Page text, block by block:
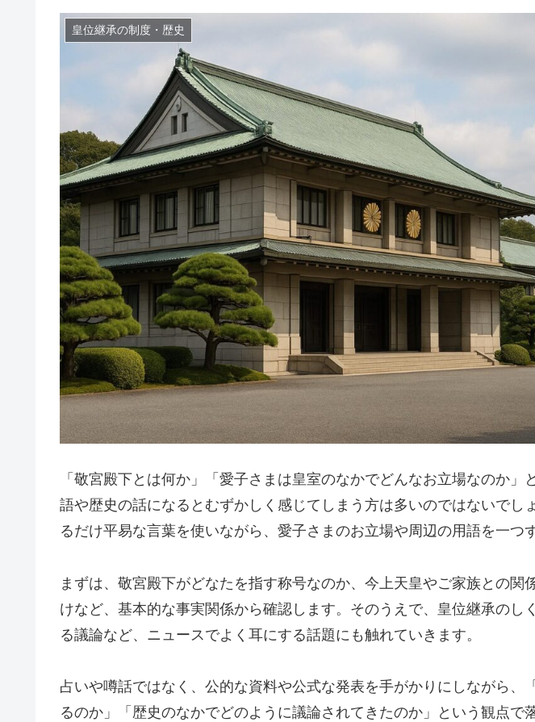
皇位継承の制度・歴史
「敬宮殿下とは何か」「愛子さまは皇室のなかでどんなお立場なのか」
語や歴史の話になるとむずかしく感じてしまう方は多いのではないでし
るだけ平易な言葉を使いながら、愛子さまのお立場や周辺の用語を一つ
まずは、敬宮殿下がどなたを指す称号なのか、今上天皇やご家族との関
けなど、基本的な事実関係から確認します。そのうえで、皇位継承のし
る議論など、ニュースでよく耳にする話題にも触れていきます。
占いや噂話ではなく、公的な資料や公式な発表を手がかりにしながら、
るのか」「歴史のなかでどのように議論されてきたのか」という観点で